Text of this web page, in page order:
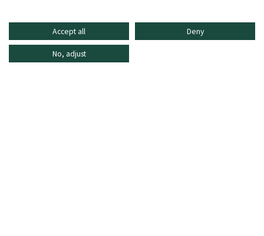
Accept all Deny
No, adjust